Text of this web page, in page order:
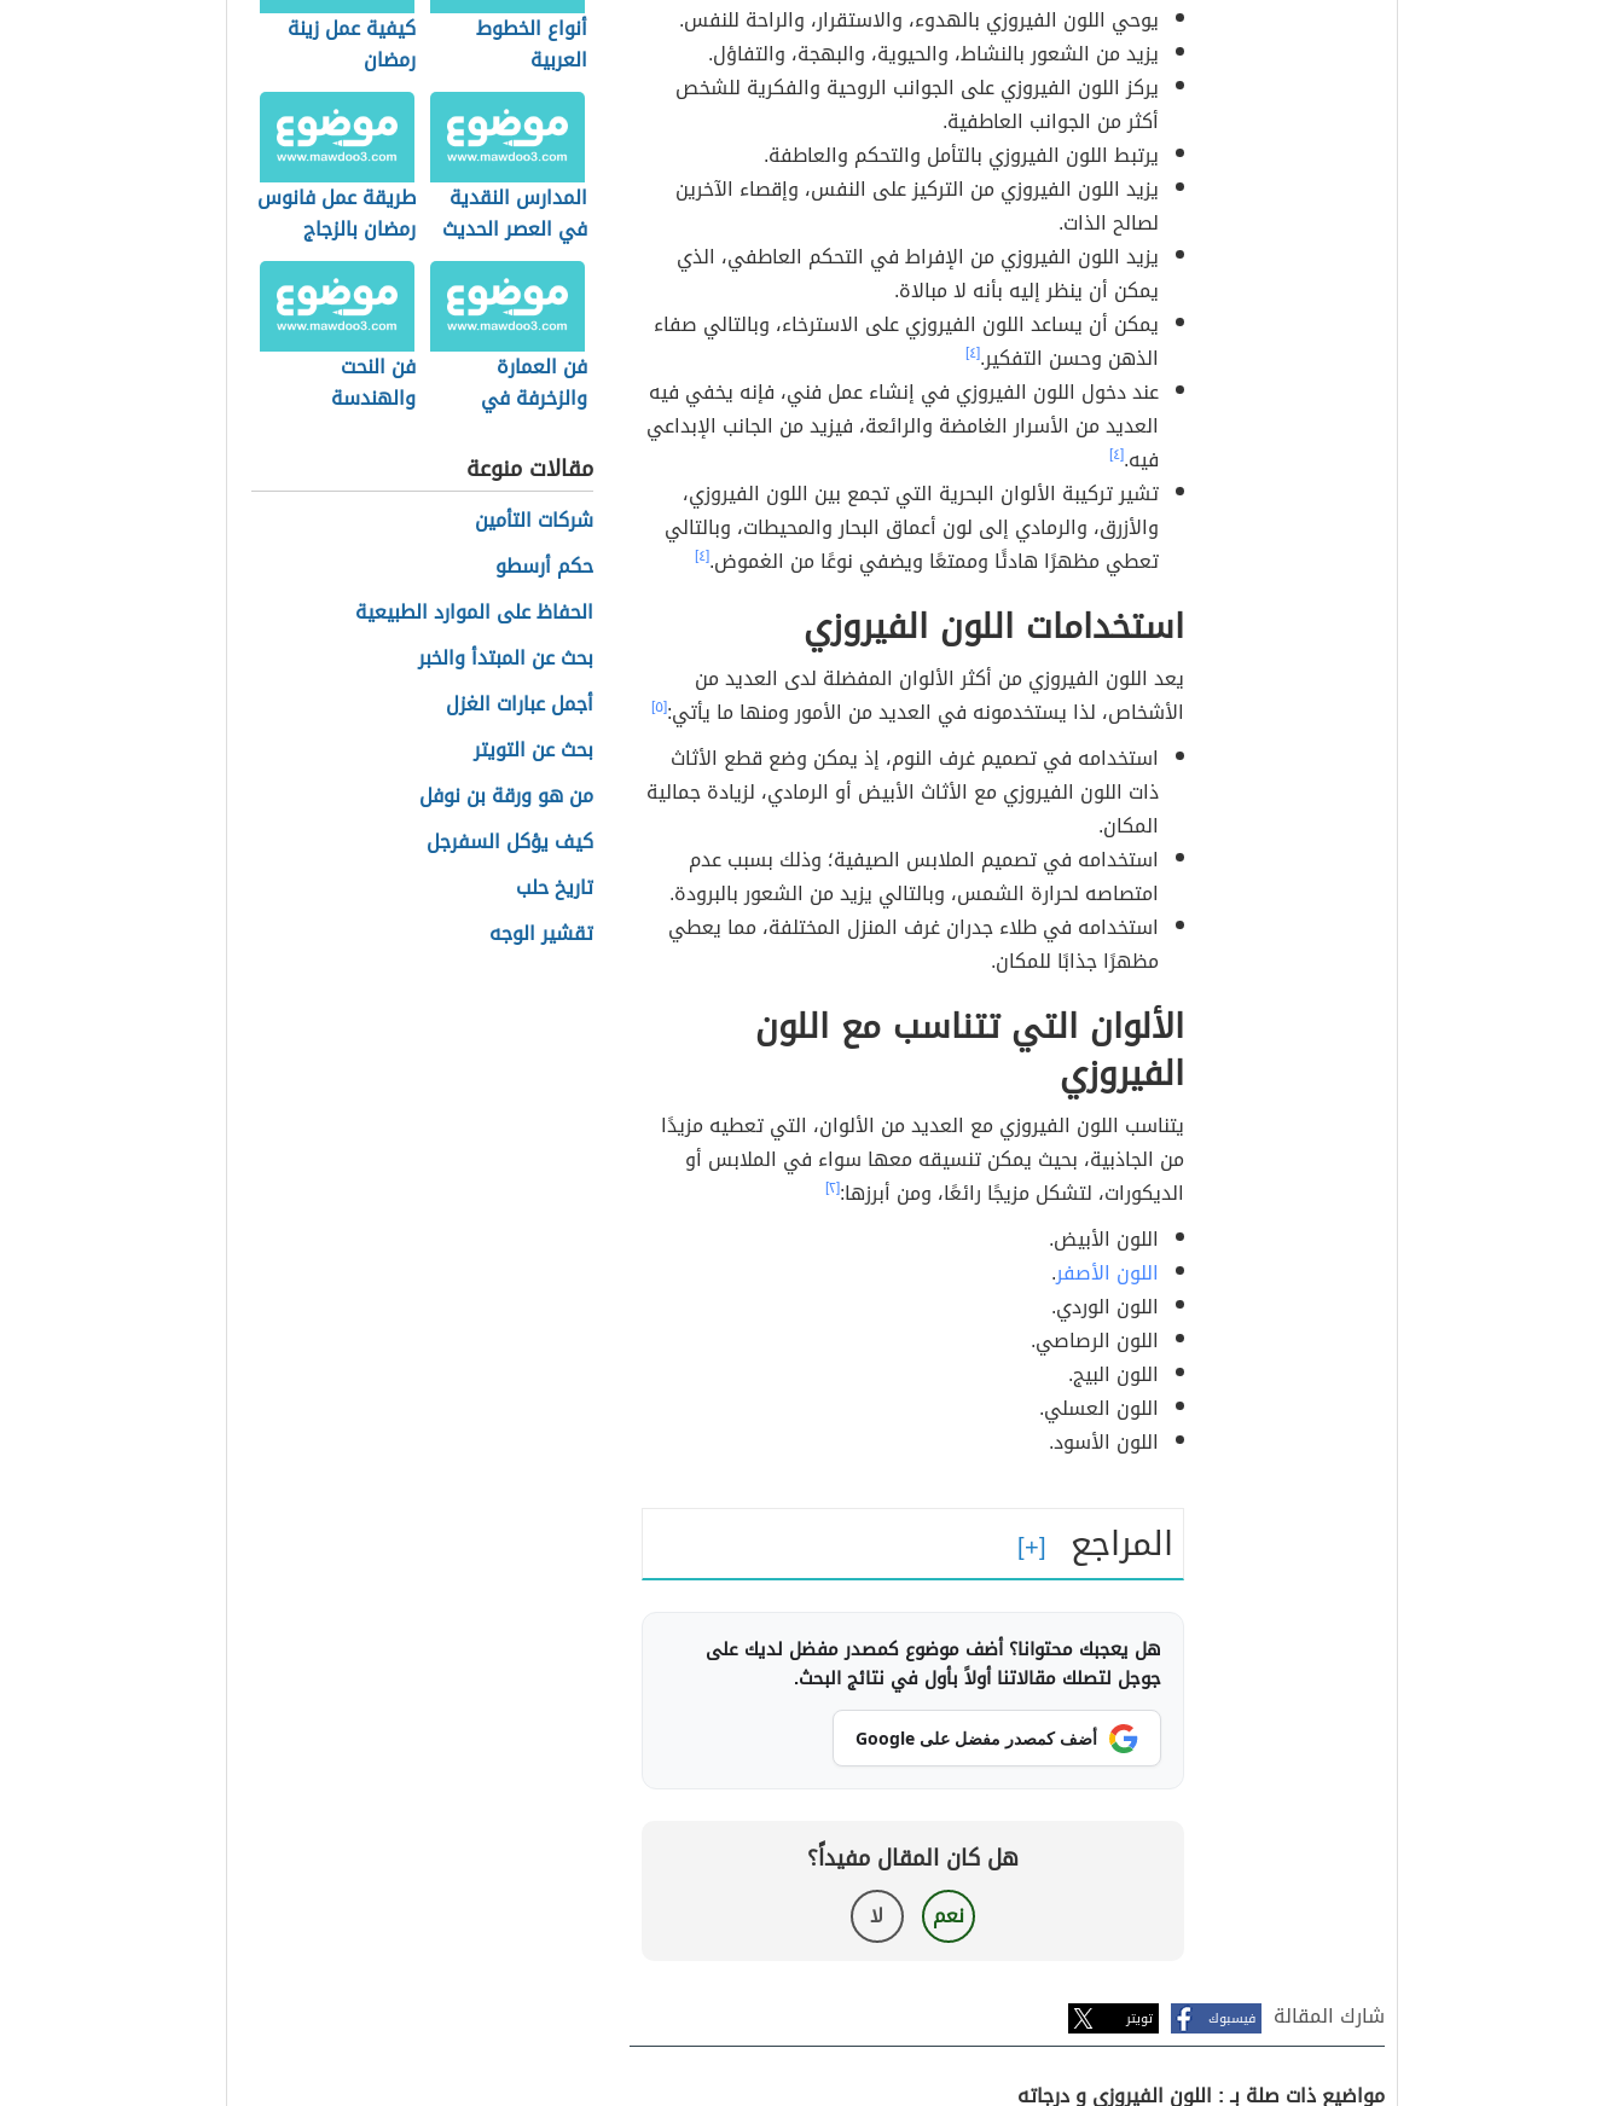
يوحي اللون الفيروزي بالهدوء، والاستقرار، والراحة للنفس.
يزيد من الشعور بالنشاط، والحيوية، والبهجة، والتفاؤل.
يركز اللون الفيروزي على الجوانب الروحية والفكرية للشخص
أكثر من الجوانب العاطفية.
يرتبط اللون الفيروزي بالتأمل والتحكم والعاطفة.
يزيد اللون الفيروزي من التركيز على النفس، وإقصاء الآخرين
لصالح الذات.
يزيد اللون الفيروزي من الإفراط في التحكم العاطفي، الذي
يمكن أن ينظر إليه بأنه لا مبالاة.
يمكن أن يساعد اللون الفيروزي على الاسترخاء، وبالتالي صفاء
الذهن وحسن التفكير.[٤]
عند دخول اللون الفيروزي في إنشاء عمل فني، فإنه يخفي فيه
العديد من الأسرار الغامضة والرائعة، فيزيد من الجانب الإبداعي
فيه.[٤]
تشير تركيبة الألوان البحرية التي تجمع بين اللون الفيروزي،
والأزرق، والرمادي إلى لون أعماق البحار والمحيطات، وبالتالي
تعطي مظهرًا هادئًا وممتعًا ويضفي نوعًا من الغموض.[٤]
استخدامات اللون الفيروزي
يعد اللون الفيروزي من أكثر الألوان المفضلة لدى العديد من
الأشخاص، لذا يستخدمونه في العديد من الأمور ومنها ما يأتي:[٥]
استخدامه في تصميم غرف النوم، إذ يمكن وضع قطع الأثاث
ذات اللون الفيروزي مع الأثاث الأبيض أو الرمادي، لزيادة جمالية
المكان.
استخدامه في تصميم الملابس الصيفية؛ وذلك بسبب عدم
امتصاصه لحرارة الشمس، وبالتالي يزيد من الشعور بالبرودة.
استخدامه في طلاء جدران غرف المنزل المختلفة، مما يعطي
مظهرًا جذابًا للمكان.
الألوان التي تتناسب مع اللون
الفيروزي
يتناسب اللون الفيروزي مع العديد من الألوان، التي تعطيه مزيدًا
من الجاذبية، بحيث يمكن تنسيقه معها سواء في الملابس أو
الديكورات، لتشكل مزيجًا رائعًا، ومن أبرزها:[٢]
اللون الأبيض.
اللون الأصفر.
اللون الوردي.
اللون الرصاصي.
اللون البيج.
اللون العسلي.
اللون الأسود.
المراجع
هل يعجبك محتوانا؟ أضف موضوع كمصدر مفضل لديك على
جوجل لتصلك مقالاتنا أولاً بأول في نتائج البحث.
أضف كمصدر مفضل على Google
هل كان المقال مفيداً؟
نعم لا
شارك المقالة فيسبوك تويتر
مواضيع ذات صلة بـ : اللون الفيروزي و درجاته
أنواع الخطوط
العربية
كيفية عمل زينة
رمضان
المدارس النقدية
في العصر الحديث
طريقة عمل فانوس
رمضان بالزجاج
البلاستيك
فن العمارة
والزخرفة في
الأول وأبرز
معالمها
فن النحت
والهندسة
مقالات منوعة
شركات التأمين
حكم أرسطو
الحفاظ على الموارد الطبيعية
بحث عن المبتدأ والخبر
أجمل عبارات الغزل
بحث عن التويتر
من هو ورقة بن نوفل
كيف يؤكل السفرجل
تاريخ حلب
تقشير الوجه